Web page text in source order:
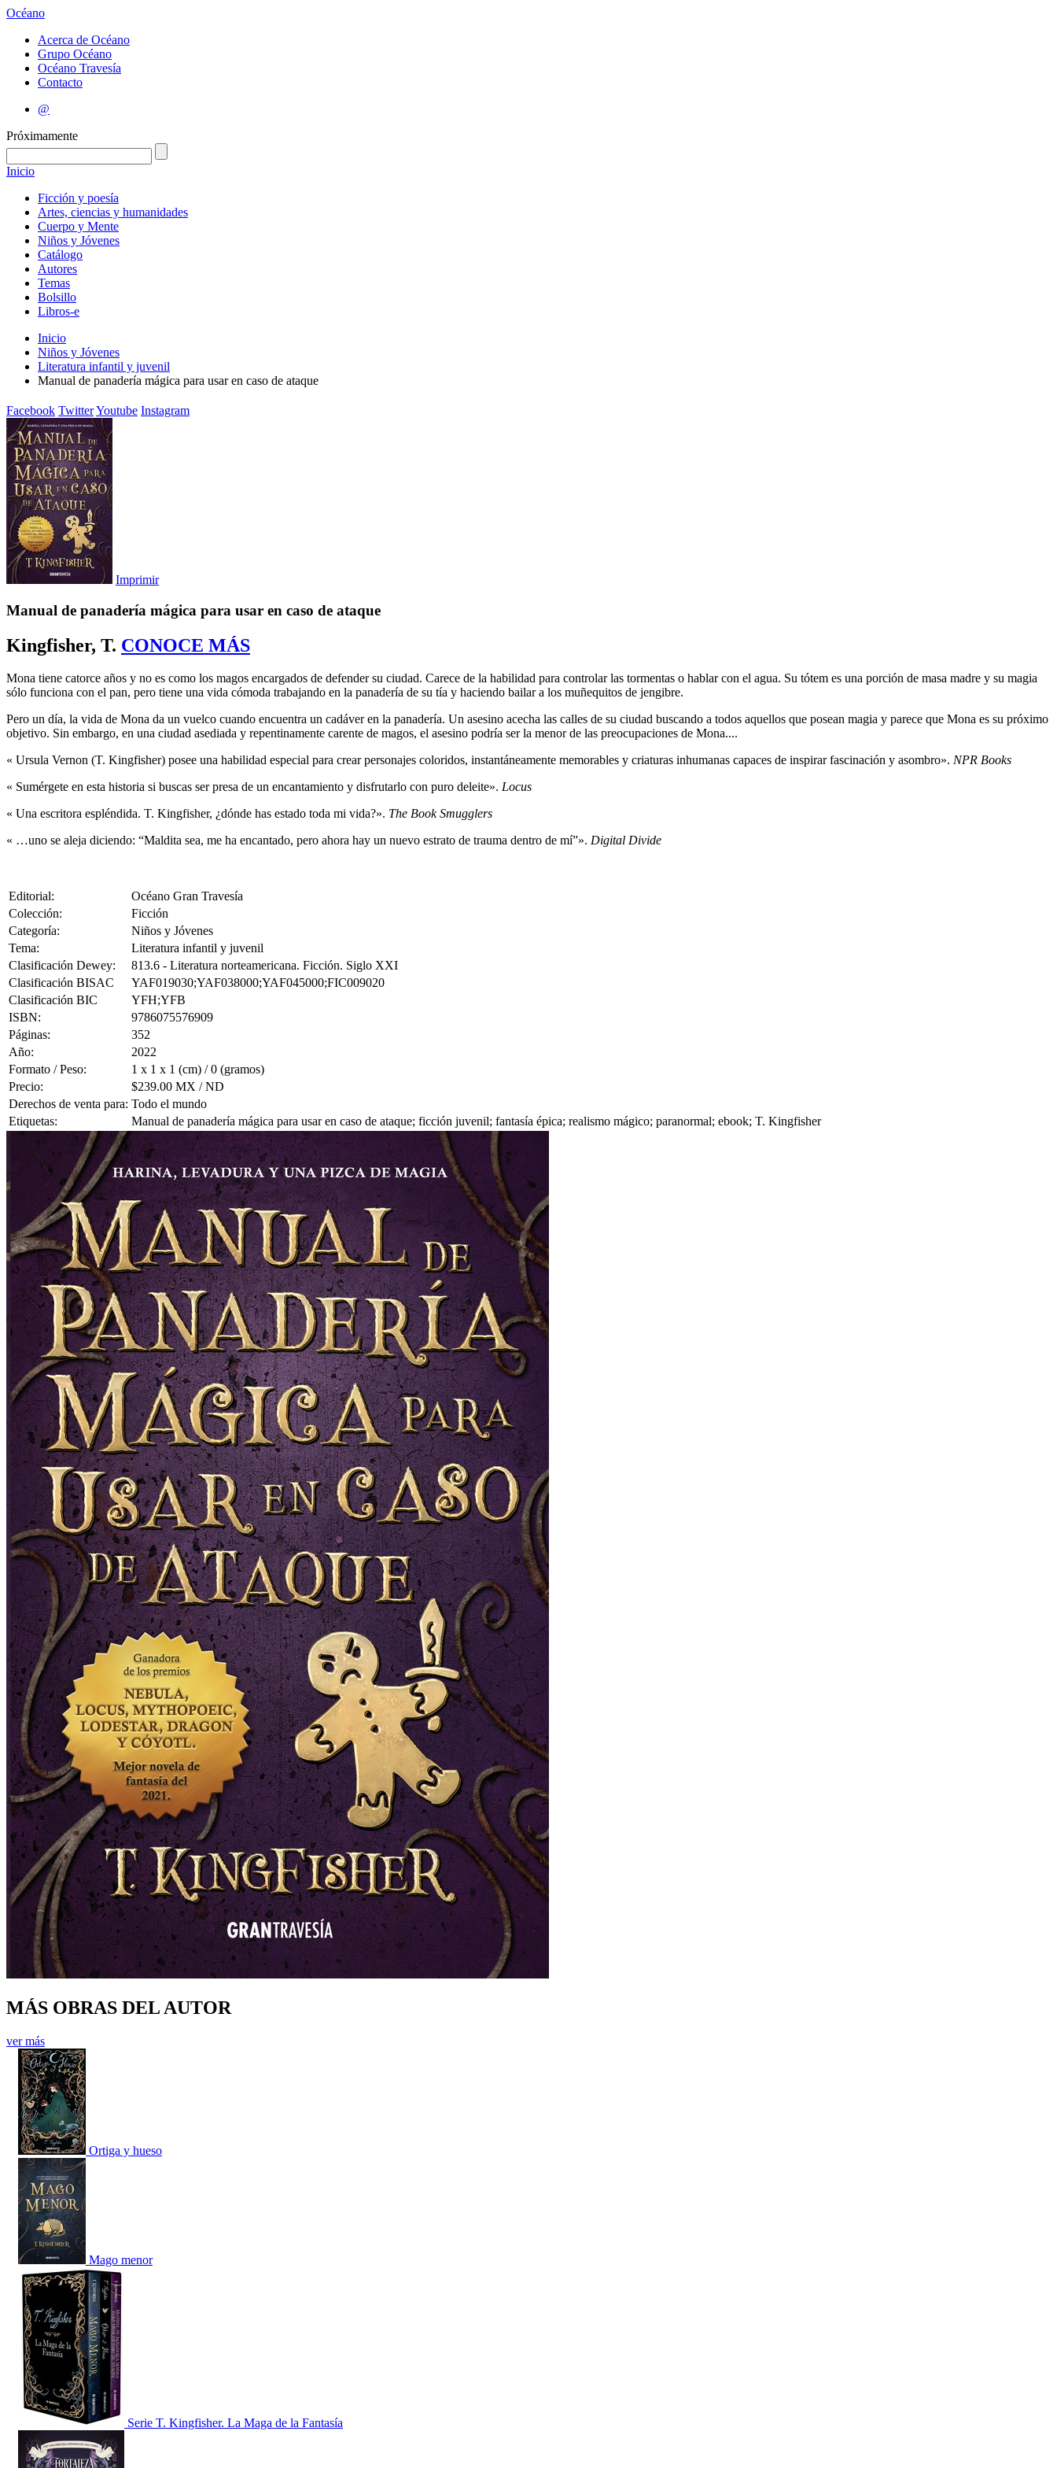
Océano
Acerca de Océano
Grupo Océano
Océano Travesía
Contacto
@
Próximamente
Inicio
Ficción y poesía
Artes, ciencias y humanidades
Cuerpo y Mente
Niños y Jóvenes
Catálogo
Autores
Temas
Bolsillo
Libros-e
Inicio
Niños y Jóvenes
Literatura infantil y juvenil
Manual de panadería mágica para usar en caso de ataque
Facebook TwitterYoutube Instagram
Imprimir
Manual de panadería mágica para usar en caso de ataque
Kingfisher, T. CONOCE MÁS
Mona tiene catorce años y no es como los magos encargados de defender su ciudad. Carece de la habilidad para controlar las tormentas o hablar con el agua. Su tótem es una porción de masa madre y su magia
sólo funciona con el pan, pero tiene una vida cómoda trabajando en la panadería de su tía y haciendo bailar a los muñequitos de jengibre.
Pero un día, la vida de Mona da un vuelco cuando encuentra un cadáver en la panadería. Un asesino acecha las calles de su ciudad buscando a todos aquellos que posean magia y parece que Mona es su próximo
objetivo. Sin embargo, en una ciudad asediada y repentinamente carente de magos, el asesino podría ser la menor de las preocupaciones de Mona....
« Ursula Vernon (T. Kingfisher) posee una habilidad especial para crear personajes coloridos, instantáneamente memorables y criaturas inhumanas capaces de inspirar fascinación y asombro». NPR Books
« Sumérgete en esta historia si buscas ser presa de un encantamiento y disfrutarlo con puro deleite». Locus
« Una escritora espléndida. T. Kingfisher, ¿dónde has estado toda mi vida?». The Book Smugglers
« …uno se aleja diciendo: “Maldita sea, me ha encantado, pero ahora hay un nuevo estrato de trauma dentro de mí”». Digital Divide
Editorial:
Océano Gran Travesía
Colección:
Ficción
Categoría:
Niños y Jóvenes
Tema:
Literatura infantil y juvenil
Clasificación Dewey:
813.6 - Literatura norteamericana. Ficción. Siglo XXI
Clasificación BISAC
YAF019030;YAF038000;YAF045000;FIC009020
Clasificación BIC
YFH;YFB
ISBN:
9786075576909
Páginas:
352
Año:
2022
Formato / Peso:
1 x 1 x 1 (cm) / 0 (gramos)
Precio:
$239.00 MX / ND
Derechos de venta para: Todo el mundo
Etiquetas:
Manual de panadería mágica para usar en caso de ataque; ficción juvenil; fantasía épica; realismo mágico; paranormal; ebook; T. Kingfisher
MÁS OBRAS DEL AUTOR
ver más
Ortiga y hueso
Mago menor
Serie T. Kingfisher. La Maga de la Fantasía